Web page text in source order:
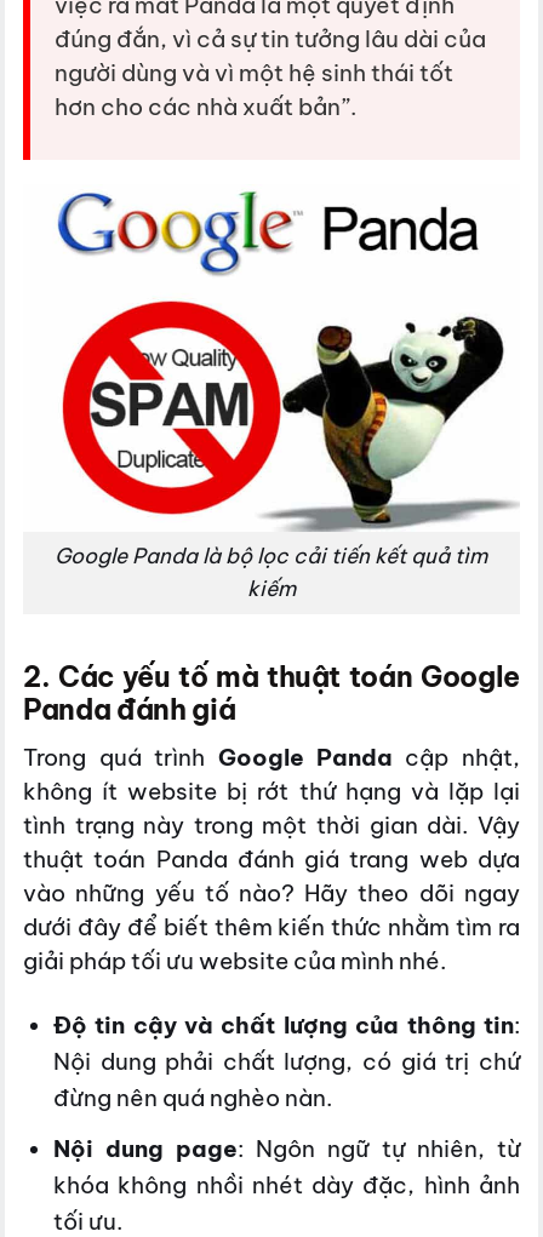
đúng đắn, vì cả sự tin tưởng lâu dài của
người dùng và vì một hệ sinh thái tốt
hơn cho các nhà xuất bản”.
Google Panda là bộ lọc cải tiến kết quả tìm
kiếm
2. Các yếu tố mà thuật toán Google
Panda đánh giá
Trong quá trình Google Panda cập nhật,
không ít website bị rớt thứ hạng và lặp lại
tình trạng này trong một thời gian dài. Vậy
thuật toán Panda đánh giá trang web dựa
vào những yếu tố nào? Hãy theo dõi ngay
dưới đây để biết thêm kiến thức nhằm tìm ra
giải pháp tối ưu website của mình nhé.
Độ tin cậy và chất lượng của thông tin:
Nội dung phải chất lượng, có giá trị chứ
đừng nên quá nghèo nàn.
Nội dung page: Ngôn ngữ tự nhiên, từ
khóa không nhồi nhét dày đặc, hình ảnh
tối ưu.